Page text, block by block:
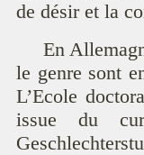
de désir et la
En
le genre sont
L’Ecole
issue du